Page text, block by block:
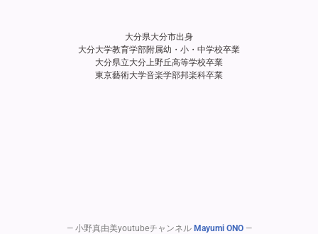
大分県大分市出身
大分大学教育学部附属幼・小・中学校卒業
大分県立大分上野丘高等学校卒業
東京藝術大学音楽学部邦楽科卒業
— 小野真由美youtubeチャンネル Mayumi ONO—